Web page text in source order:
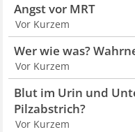
Angst vor MRT
Vor Kurzem
Wer wie was?
Vor Kurzem
Blut im Urin und
Pilzabstrich?
Vor Kurzem